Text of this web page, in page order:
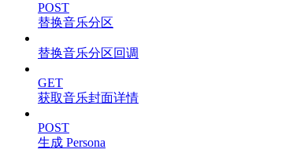
POST
替换音乐分区
替换音乐分区回调
GET
获取音乐封面详情
POST
生成 Persona